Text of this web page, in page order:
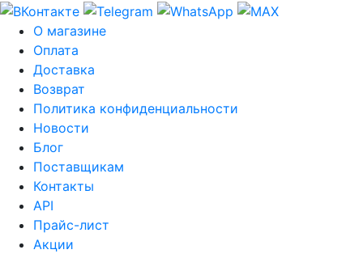
О магазине
Оплата
Доставка
Возврат
Политика конфиденциальности
Новости
Блог
Поставщикам
Контакты
API
Прайс-лист
Акции